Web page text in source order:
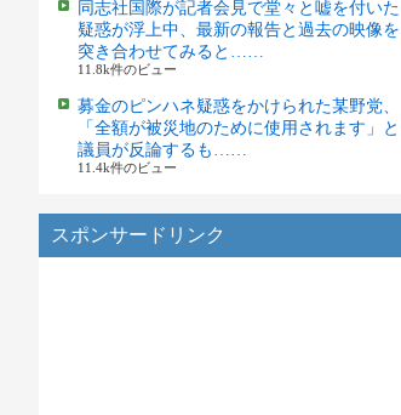
同志社国際が記者会見で堂々と嘘を付いた
疑惑が浮上中、最新の報告と過去の映像を
突き合わせてみると……
11.8k件のビュー
募金のピンハネ疑惑をかけられた某野党、
「全額が被災地のために使用されます」と
議員が反論するも……
11.4k件のビュー
スポンサードリンク